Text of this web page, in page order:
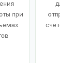
при